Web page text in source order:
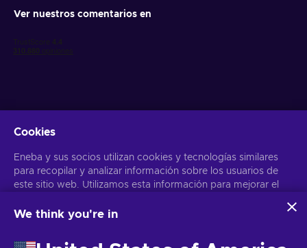
Ver nuestros comentarios en
Obtén ofertas personalizadas de videojuegos
Suscribirse
Puedes darte de baja en cualquier momento. Visita el apartadoAviso
Cookies
Eneba y sus socios utilizan cookies y tecnologías similares
para recopilar y analizar información sobre los usuarios de
este sitio web. Utilizamos esta información para mejorar el
personales también pueden emplearse para personalizar los
Al hacer clic en «Aceptar todo», das tu consentimiento para
We think you're in